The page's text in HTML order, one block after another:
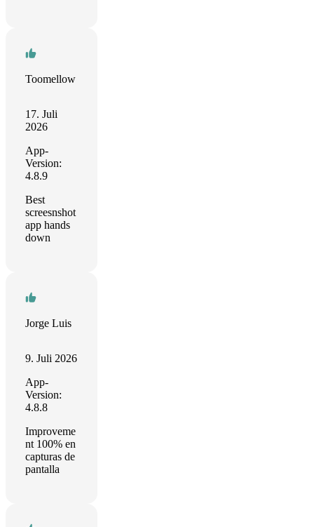
Toomellow
17. Juli
2026
App-
Version:
4.8.9
Best
screesnshot
app hands
down
Jorge Luis
9. Juli 2026
App-
Version:
4.8.8
Improveme
nt 100% en
capturas de
pantalla